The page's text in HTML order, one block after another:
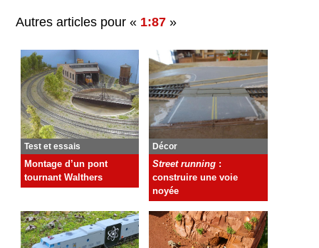
Autres articles pour « 1:87 »
Test et essais
Montage d’un pont
tournant Walthers
Décor
Street running :
construire une voie
noyée